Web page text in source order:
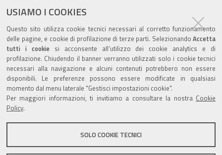
USIAMO I COOKIES
Questo sito utilizza cookie tecnici necessari al corretto funzionamento
delle pagine, e cookie di profilazione di terze parti. Selezionando Accetta
tutti i cookiesi acconsente all’utilizzo dei cookie analytics e di
profilazione. Chiudendo il banner verranno utilizzati solo i cookie tecnici
necessari alla navigazione e alcuni contenuti potrebbero non essere
disponibili. Le preferenze possono essere modificate in qualsiasi
momento dal menu laterale "Gestisci impostazioni cookie".
Per maggiori informazioni, ti invitiamo a consultare la nostra Cookie
Policy.
SOLO COOKIE TECNICI
documento
pubblicato il31/05/2024
ultima modifica03/06/2024
Valuta questo sito